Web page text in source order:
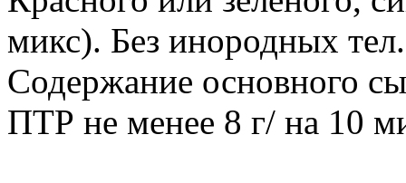
микс). Без инородных
Содержание основного
ПТР не менее 8 г/ на 10